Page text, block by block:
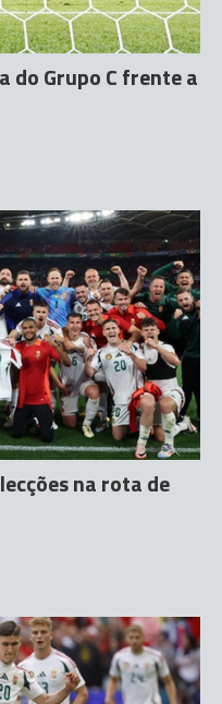
do Grupo C frente a
na rota de